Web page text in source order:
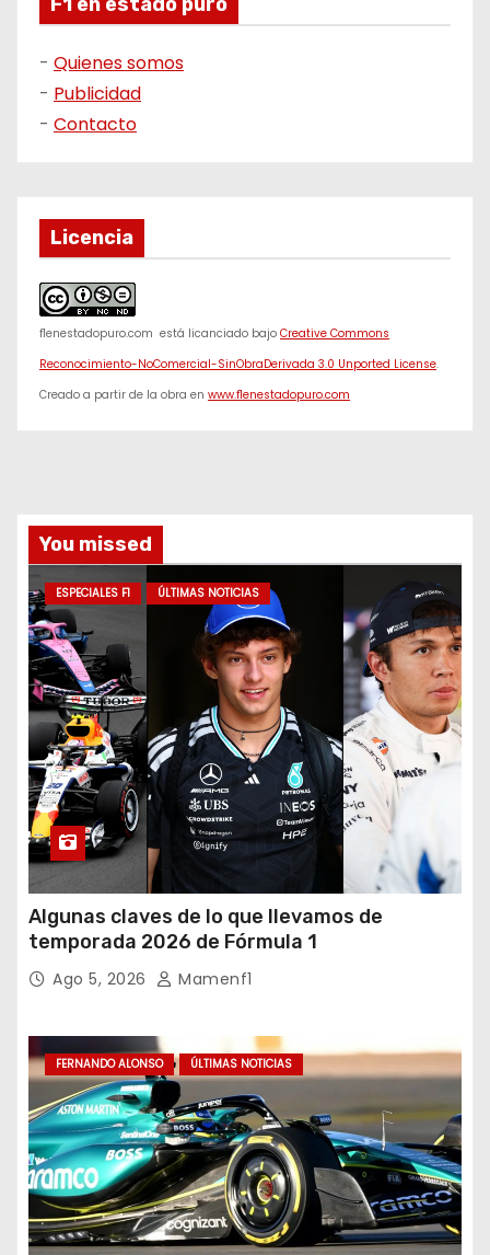
- Quienes somos
- Publicidad
- Contacto
Licencia
f1enestadopuro.com está licanciado bajo Creative Commons
Reconocimiento-NoComercial-SinObraDerivada 3.0 Unported License.
Creado a partir de la obra en www.f1enestadopuro.com
You missed
ESPECIALES F1 ÚLTIMAS NOTICIAS
Algunas claves de lo que llevamos de
temporada 2026 de Fórmula 1
Ago 5, 2026 Mamenf1
FERNANDO ALONSO ÚLTIMAS NOTICIAS